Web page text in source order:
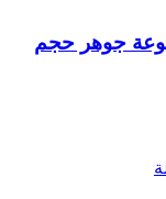
جوهر حجم